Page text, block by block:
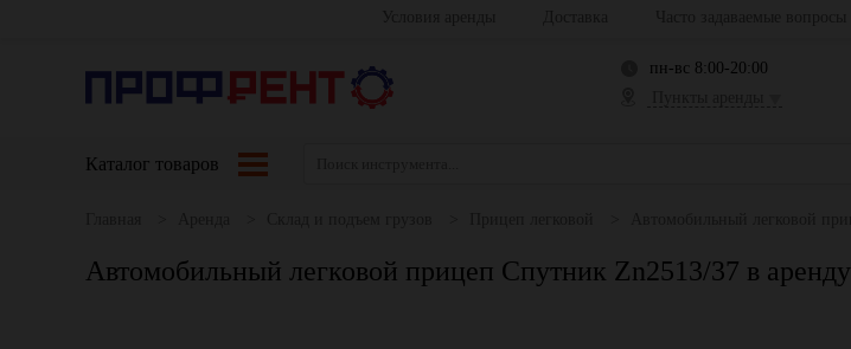
пн-вс 8:00-20:00
Каталог товаров
Автомобильный легковой прицеп Спутник Zn2513/37 в аренду